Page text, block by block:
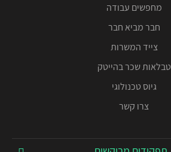
מחפשים עבודה
חבר מביא חבר
צייד המשרות
טבלאות שכר בהייטק
גיוס טכנולוגי
צרו קשר